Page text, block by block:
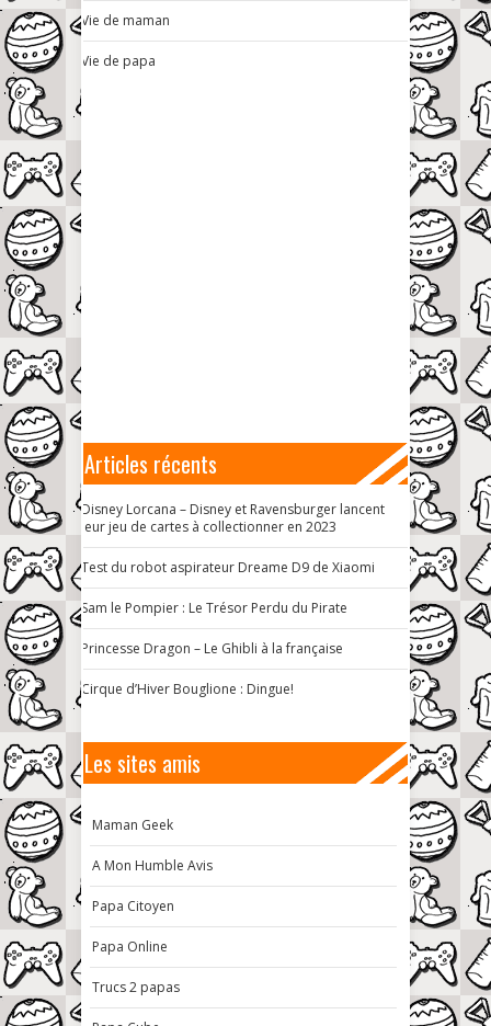
Vie de maman
Vie de papa
Articles récents
Disney Lorcana – Disney et Ravensburger lancent
leur jeu de cartes à collectionner en 2023
Test du robot aspirateur Dreame D9 de Xiaomi
Sam le Pompier : Le Trésor Perdu du Pirate
Princesse Dragon – Le Ghibli à la française
Cirque d’Hiver Bouglione : Dingue!
Les sites amis
Maman Geek
A Mon Humble Avis
Papa Citoyen
Papa Online
Trucs 2 papas